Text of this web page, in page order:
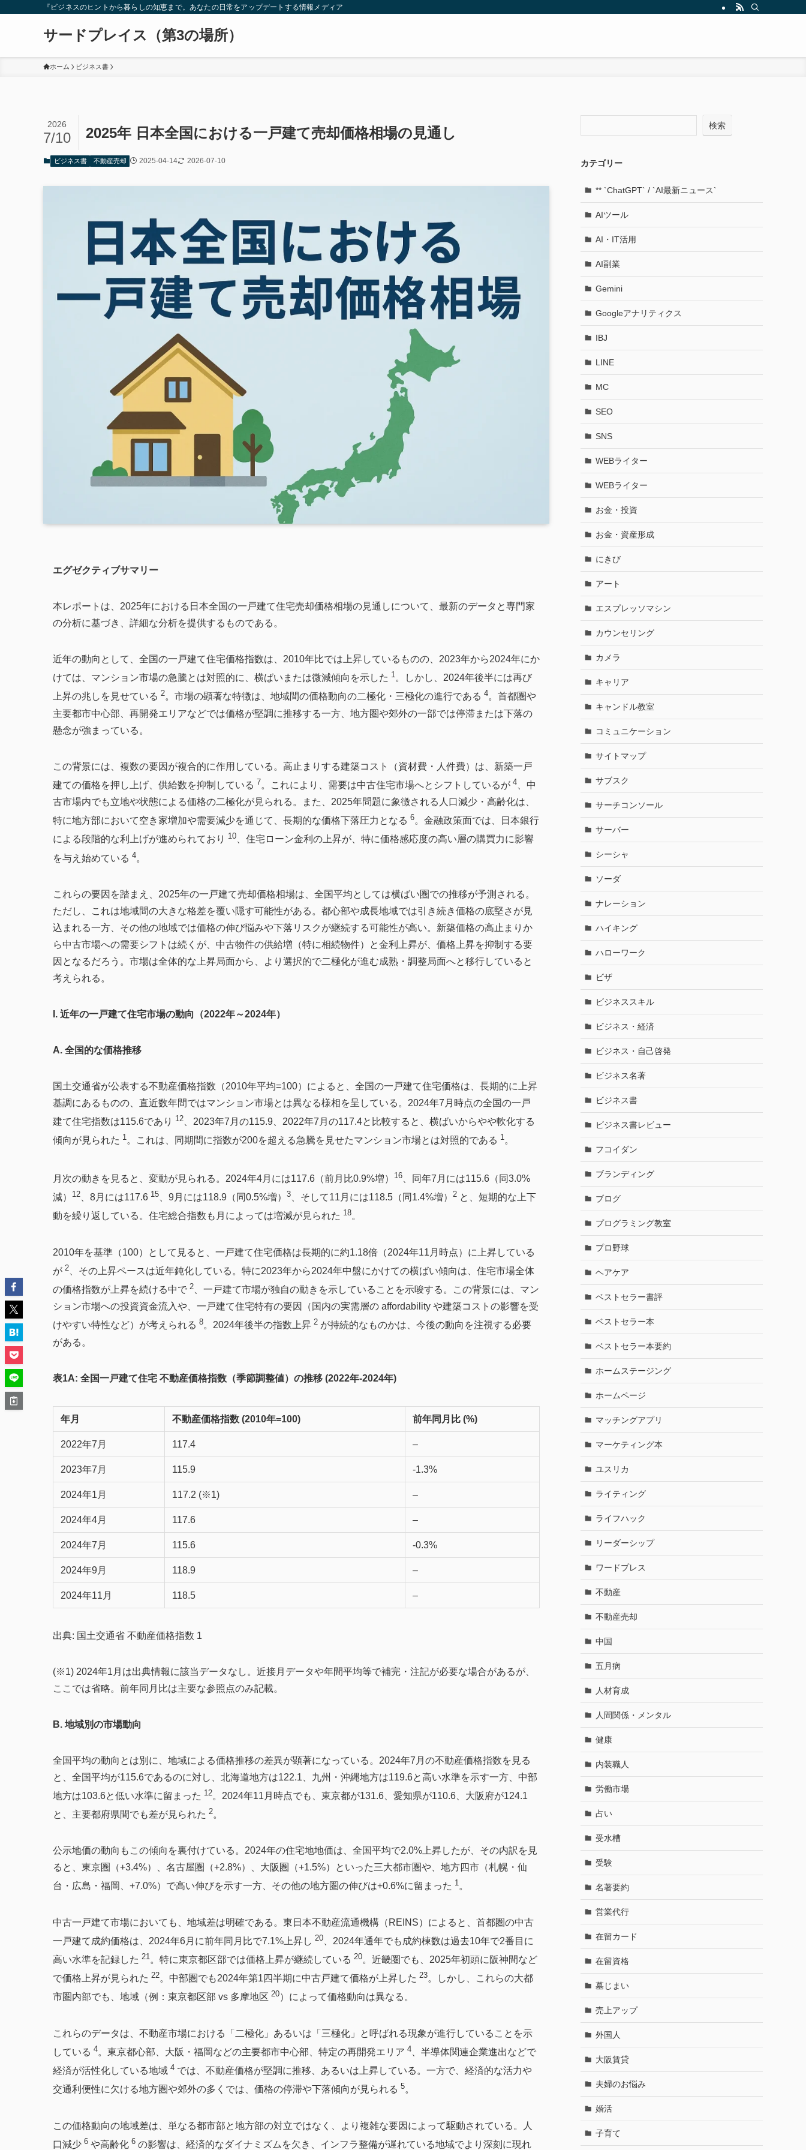
『ビジネスのヒントから暮らしの知恵まで。あなたの日常をアップデートする情報メディア
サードプレイス（第3の場所）
ホーム ビジネス書
2025年 日本全国における一戸建て売却価格相場の見通し
2026
7/10
ビジネス書 不動産売却 2025-04-14 2026-07-10
エグゼクティブサマリー
本レポートは、2025年における日本全国の一戸建て住宅売却価格相場の見通しについて、最新のデータと専門家
の分析に基づき、詳細な分析を提供するものである。
近年の動向として、全国の一戸建て住宅価格指数は、2010年比では上昇しているものの、2023年から2024年にか
けては、マンション市場の急騰とは対照的に、横ばいまたは微減傾向を示した 1 。しかし、2024年後半には再び
上昇の兆しを見せている 2。市場の顕著な特徴は、地域間の価格動向の二極化・三極化の進行である 4。首都圏や
主要都市中心部、再開発エリアなどでは価格が堅調に推移する一方、地方圏や郊外の一部では停滞または下落の
懸念が強まっている。
この背景には、複数の要因が複合的に作用している。高止まりする建築コスト（資材費・人件費）は、新築一戸
建ての価格を押し上げ、供給数を抑制している 7。これにより、需要は中古住宅市場へとシフトしているが 4 、中
古市場内でも立地や状態による価格の二極化が見られる。また、2025年問題に象徴される人口減少・高齢化は、
特に地方部において空き家増加や需要減少を通じて、長期的な価格下落圧力となる 6。金融政策面では、日本銀行
による段階的な利上げが進められており 10、住宅ローン金利の上昇が、特に価格感応度の高い層の購買力に影響
を与え始めている 4。
これらの要因を踏まえ、2025年の一戸建て売却価格相場は、全国平均としては横ばい圏での推移が予測される。
ただし、これは地域間の大きな格差を覆い隠す可能性がある。都心部や成長地域では引き続き価格の底堅さが見
込まれる一方、その他の地域では価格の伸び悩みや下落リスクが継続する可能性が高い。新築価格の高止まりか
ら中古市場への需要シフトは続くが、中古物件の供給増（特に相続物件）と金利上昇が、価格上昇を抑制する要
因となるだろう。市場は全体的な上昇局面から、より選択的で二極化が進む成熟・調整局面へと移行していると
考えられる。
I. 近年の一戸建て住宅市場の動向（2022年～2024年）
A. 全国的な価格推移
国土交通省が公表する不動産価格指数（2010年平均=100）によると、全国の一戸建て住宅価格は、長期的に上昇
基調にあるものの、直近数年間ではマンション市場とは異なる様相を呈している。2024年7月時点の全国の一戸
建て住宅指数は115.6であり 12 、2023年7月の115.9、2022年7月の117.4と比較すると、横ばいからやや軟化する
傾向が見られた 1。これは、同期間に指数が200を超える急騰を見せたマンション市場とは対照的である 1。
月次の動きを見ると、変動が見られる。2024年4月には117.6（前月比0.9%増） 16 、同年7月には115.6（同3.0%
減）
12 、8月には117.6 15 、9月には118.9（同0.5%増） 3 、そして11月には118.5（同1.4%増） 2 と、短期的な上下
動を繰り返している。住宅総合指数も月によっては増減が見られた 18。
2010年を基準（100）として見ると、一戸建て住宅価格は長期的に約1.18倍（2024年11月時点）に上昇している
が 2 、その上昇ペースは近年鈍化している。特に2023年から2024年中盤にかけての横ばい傾向は、住宅市場全体
の価格指数が上昇を続ける中で 2 、一戸建て市場が独自の動きを示していることを示唆する。この背景には、マン
ション市場への投資資金流入や、一戸建て住宅特有の要因（国内の実需層の affordability や建築コストの影響を受
けやすい特性など）が考えられる 8。2024年後半の指数上昇 2 が持続的なものかは、今後の動向を注視する必要
がある。
表1A: 全国一戸建て住宅 不動産価格指数（季節調整値）の推移 (2022年-2024年)
年月 不動産価格指数 (2010年=100) 前年同月比 (%)
2022年7月 117.4 –
2023年7月 115.9 -1.3%
2024年1月 117.2 (※1) –
2024年4月 117.6 –
2024年7月 115.6 -0.3%
2024年9月 118.9 –
2024年11月 118.5 –
出典: 国土交通省 不動産価格指数 1
(※1) 2024年1月は出典情報に該当データなし。近接月データや年間平均等で補完・注記が必要な場合があるが、
ここでは省略。前年同月比は主要な参照点のみ記載。
B. 地域別の市場動向
全国平均の動向とは別に、地域による価格推移の差異が顕著になっている。2024年7月の不動産価格指数を見る
と、全国平均が115.6であるのに対し、北海道地方は122.1、九州・沖縄地方は119.6と高い水準を示す一方、中部
地方は103.6と低い水準に留まった 12。2024年11月時点でも、東京都が131.6、愛知県が110.6、大阪府が124.1
と、主要都府県間でも差が見られた 2。
公示地価の動向もこの傾向を裏付けている。2024年の住宅地地価は、全国平均で2.0%上昇したが、その内訳を見
ると、東京圏（+3.4%）、名古屋圏（+2.8%）、大阪圏（+1.5%）といった三大都市圏や、地方四市（札幌・仙
台・広島・福岡、+7.0%）で高い伸びを示す一方、その他の地方圏の伸びは+0.6%に留まった 1。
中古一戸建て市場においても、地域差は明確である。東日本不動産流通機構（REINS）によると、首都圏の中古
一戸建て成約価格は、2024年6月に前年同月比で7.1%上昇し 20 、2024年通年でも成約棟数は過去10年で2番目に
高い水準を記録した 21 。特に東京都区部では価格上昇が継続している 20。近畿圏でも、2025年初頭に阪神間など
で価格上昇が見られた 22。中部圏でも2024年第1四半期に中古戸建て価格が上昇した 23。しかし、これらの大都
市圏内部でも、地域（例：東京都区部 vs 多摩地区 20）によって価格動向は異なる。
これらのデータは、不動産市場における「二極化」あるいは「三極化」と呼ばれる現象が進行していることを示
している 4。東京都心部、大阪・福岡などの主要都市中心部、特定の再開発エリア 4 、半導体関連企業進出などで
経済が活性化している地域 4 では、不動産価格が堅調に推移、あるいは上昇している。一方で、経済的な活力や
交通利便性に欠ける地方圏や郊外の多くでは、価格の停滞や下落傾向が見られる 5。
この価格動向の地域差は、単なる都市部と地方部の対立ではなく、より複雑な要因によって駆動されている。人
口減少 6 や高齢化 6 の影響は、経済的なダイナミズムを欠き、インフラ整備が遅れている地域でより深刻に現れ
検索
カテゴリー
** `ChatGPT` / `AI最新ニュース`
AIツール
AI・IT活用
AI副業
Gemini
Googleアナリティクス
IBJ
LINE
MC
SEO
SNS
WEBライター
WEBライター
お金・投資
お金・資産形成
にきび
アート
エスプレッソマシン
カウンセリング
カメラ
キャリア
キャンドル教室
コミュニケーション
サイトマップ
サブスク
サーチコンソール
サーバー
シーシャ
ソーダ
ナレーション
ハイキング
ハローワーク
ビザ
ビジネススキル
ビジネス・経済
ビジネス・自己啓発
ビジネス名著
ビジネス書
ビジネス書レビュー
フコイダン
ブランディング
ブログ
プログラミング教室
プロ野球
ヘアケア
ベストセラー書評
ベストセラー本
ベストセラー本要約
ホームステージング
ホームページ
マッチングアプリ
マーケティング本
ユスリカ
ライティング
ライフハック
リーダーシップ
ワードプレス
不動産
不動産売却
中国
五月病
人材育成
人間関係・メンタル
健康
内装職人
労働市場
占い
受水槽
受験
名著要約
営業代行
在留カード
在留資格
墓じまい
売上アップ
外国人
大阪賃貸
夫婦のお悩み
婚活
子育て